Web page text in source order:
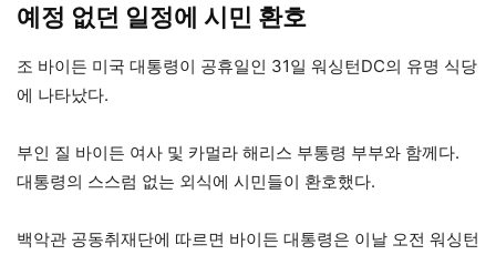
예정 없던 일정에 시민 환호
조 바이든 미국 대통령이 공휴일인 31일 워싱턴DC의 유명 식당
에 나타났다.
부인 질 바이든 여사 및 카멀라 해리스 부통령 부부와 함께다.
대통령의 스스럼 없는 외식에 시민들이 환호했다.
백악관 공동취재단에 따르면 바이든 대통령은 이날 오전 워싱턴